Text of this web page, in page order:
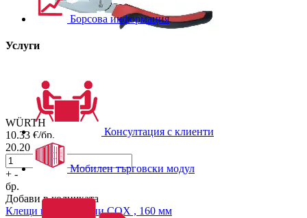
WÜRTH
10.33 €/бр.
20.20 лв./бр.
+ -
бр.
Добави в количката
Клещи комбинирани COX , 160 мм
Борсова информация
Услуги
Консултация с клиенти
Мобилен търговски модул